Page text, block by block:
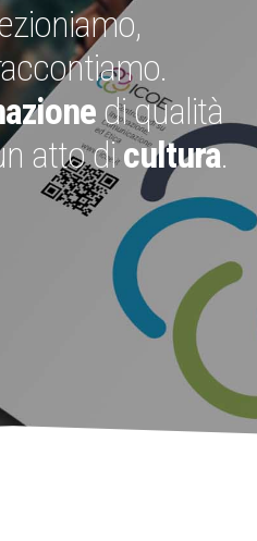
di qualità
atto dicultura.